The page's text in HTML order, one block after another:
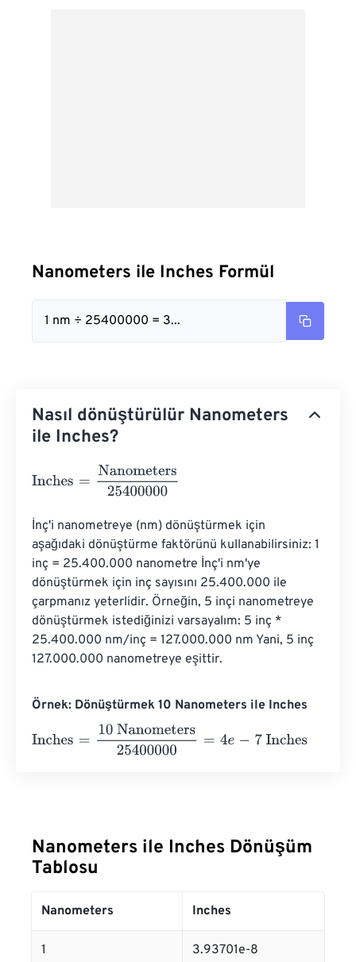
Nanometers ile Inches Formül
1 nm ÷ 25400000 = 3...
Nasıl dönüştürülür Nanometers
ile Inches?
Inches Nanometers25400000
İnç'i nanometreye (nm) dönüştürmek için
aşağıdaki dönüştürme faktörünü kullanabilirsiniz: 1
inç = 25.400.000 nanometre İnç'i nm'ye
dönüştürmek için inç sayısını 25.400.000 ile
çarpmanız yeterlidir. Örneğin, 5 inçi nanometreye
dönüştürmek istediğinizi varsayalım: 5 inç *
25.400.000 nm/inç = 127.000.000 nm Yani, 5 inç
127.000.000 nanometreye eşittir.
Örnek: Dönüştürmek 10 Nanometers ile Inches
Inches
10 Nanometers25400000 7 Inches
Nanometers ile Inches Dönüşüm
Tablosu
Nanometers Inches
1 3.93701e-8